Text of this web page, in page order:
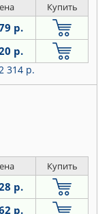
Купить
р.
р.
314 р.
Купить
р.
р.